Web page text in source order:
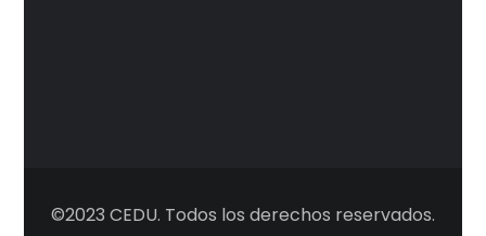
©2023 CEDU. Todos los derechos reservados.